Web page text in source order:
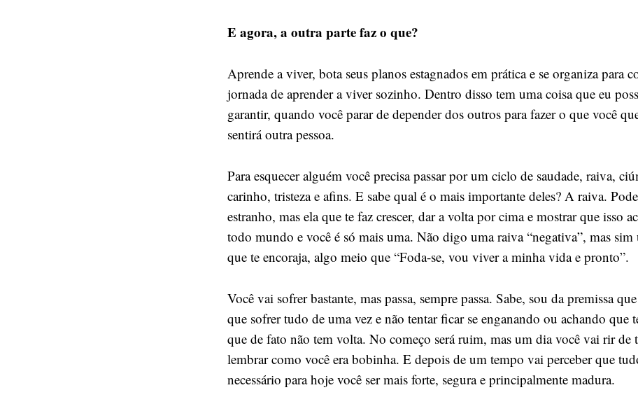
E agora, a outra parte faz o que?
Aprende a viver, bota seus planos estagnados em prática e se organiza para
jornada de aprender a viver sozinho. Dentro disso tem uma coisa que eu
garantir, quando você parar de depender dos outros para fazer o que você
sentirá outra pessoa.
Para esquecer alguém você precisa passar por um ciclo de saudade, raiva,
carinho, tristeza e afins. E sabe qual é o mais importante deles? A raiva.
estranho, mas ela que te faz crescer, dar a volta por cima e mostrar que isso
todo mundo e você é só mais uma. Não digo uma raiva “negativa”, mas sim
que te encoraja, algo meio que “Foda-se, vou viver a minha vida e pronto”.
Você vai sofrer bastante, mas passa, sempre passa. Sabe, sou da premissa
que sofrer tudo de uma vez e não tentar ficar se enganando ou achando que
que de fato não tem volta. No começo será ruim, mas um dia você vai rir de
lembrar como você era bobinha. E depois de um tempo vai perceber que
necessário para hoje você ser mais forte, segura e principalmente madura.